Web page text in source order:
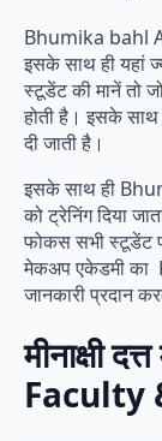
Bhumika bahl
इसके साथ ही यहां
स्टूडेंट की मानें तो
होती है। इसके
दी जाती है।
इसके साथ ही
को ट्रेनिंग दिया
फोकस सभी स्टूडेंट
मेकअप एकेडमी का
जानकारी प्रदान
मीनाक्षी
Faculty